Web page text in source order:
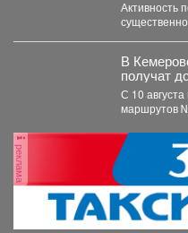
Активность
В
получат
С 10
маршрутов
реклама